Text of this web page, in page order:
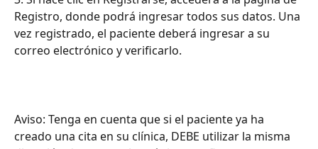
Registro, donde podrá ingresar todos sus datos. Una
vez registrado, el paciente deberá ingresar a su
correo electrónico y verificarlo.
Aviso: Tenga en cuenta que si el paciente ya ha
creado una cita en su clínica, DEBE utilizar la misma